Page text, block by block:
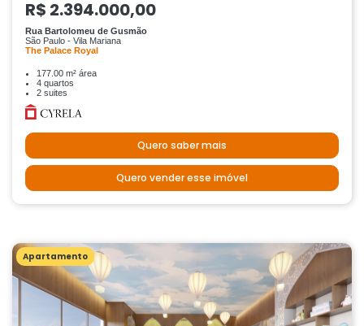
R$ 2.394.000,00
Rua Bartolomeu de Gusmão
São Paulo - Vila Mariana
The Palace Royal
177.00 m² área
4 quartos
2 suites
Quero saber mais
Quero vender esse imóvel
Apartamento